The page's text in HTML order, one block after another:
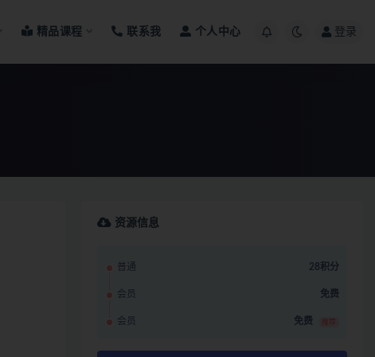
精品课程 联系我 个人中心 登录
资源信息
普通 28积分
会员 免费
会员 免费 推荐